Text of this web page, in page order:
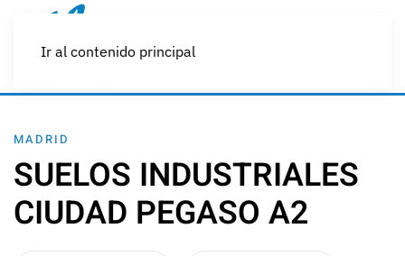
Ir al contenido principal
MADRID
SUELOS INDUSTRIALES
CIUDAD PEGASO A2